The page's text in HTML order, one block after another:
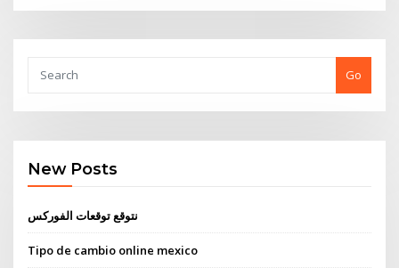
Go
New Posts
نتوقع توقعات الفوركس
Tipo de cambio online mexico